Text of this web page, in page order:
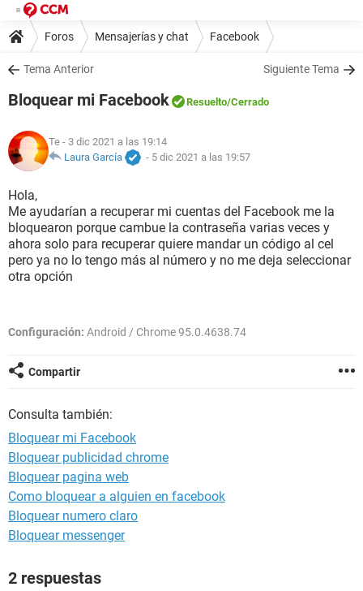
Foros Mensajerías y chat Facebook
Tema Anterior Siguiente Tema
Bloquear mi Facebook Resuelto/Cerrado
Te - 3 dic 2021 a las 19:14
Laura García
- 5 dic 2021 a las 19:57
Hola,
Me ayudarían a recuperar mi cuentas del Facebook me la
bloquearon porque cambue la contraseña varias veces y
ahora solo para recuperar quiere mandar un código al cel
pero ya no lo tengo más al número y no me deja seleccionar
otra opción
Configuración: Android / Chrome 95.0.4638.74
Compartir
Consulta también:
Bloquear mi Facebook
Bloquear publicidad chrome
Bloquear pagina web
Como bloquear a alguien en facebook
Bloquear numero claro
Bloquear messenger
2 respuestas